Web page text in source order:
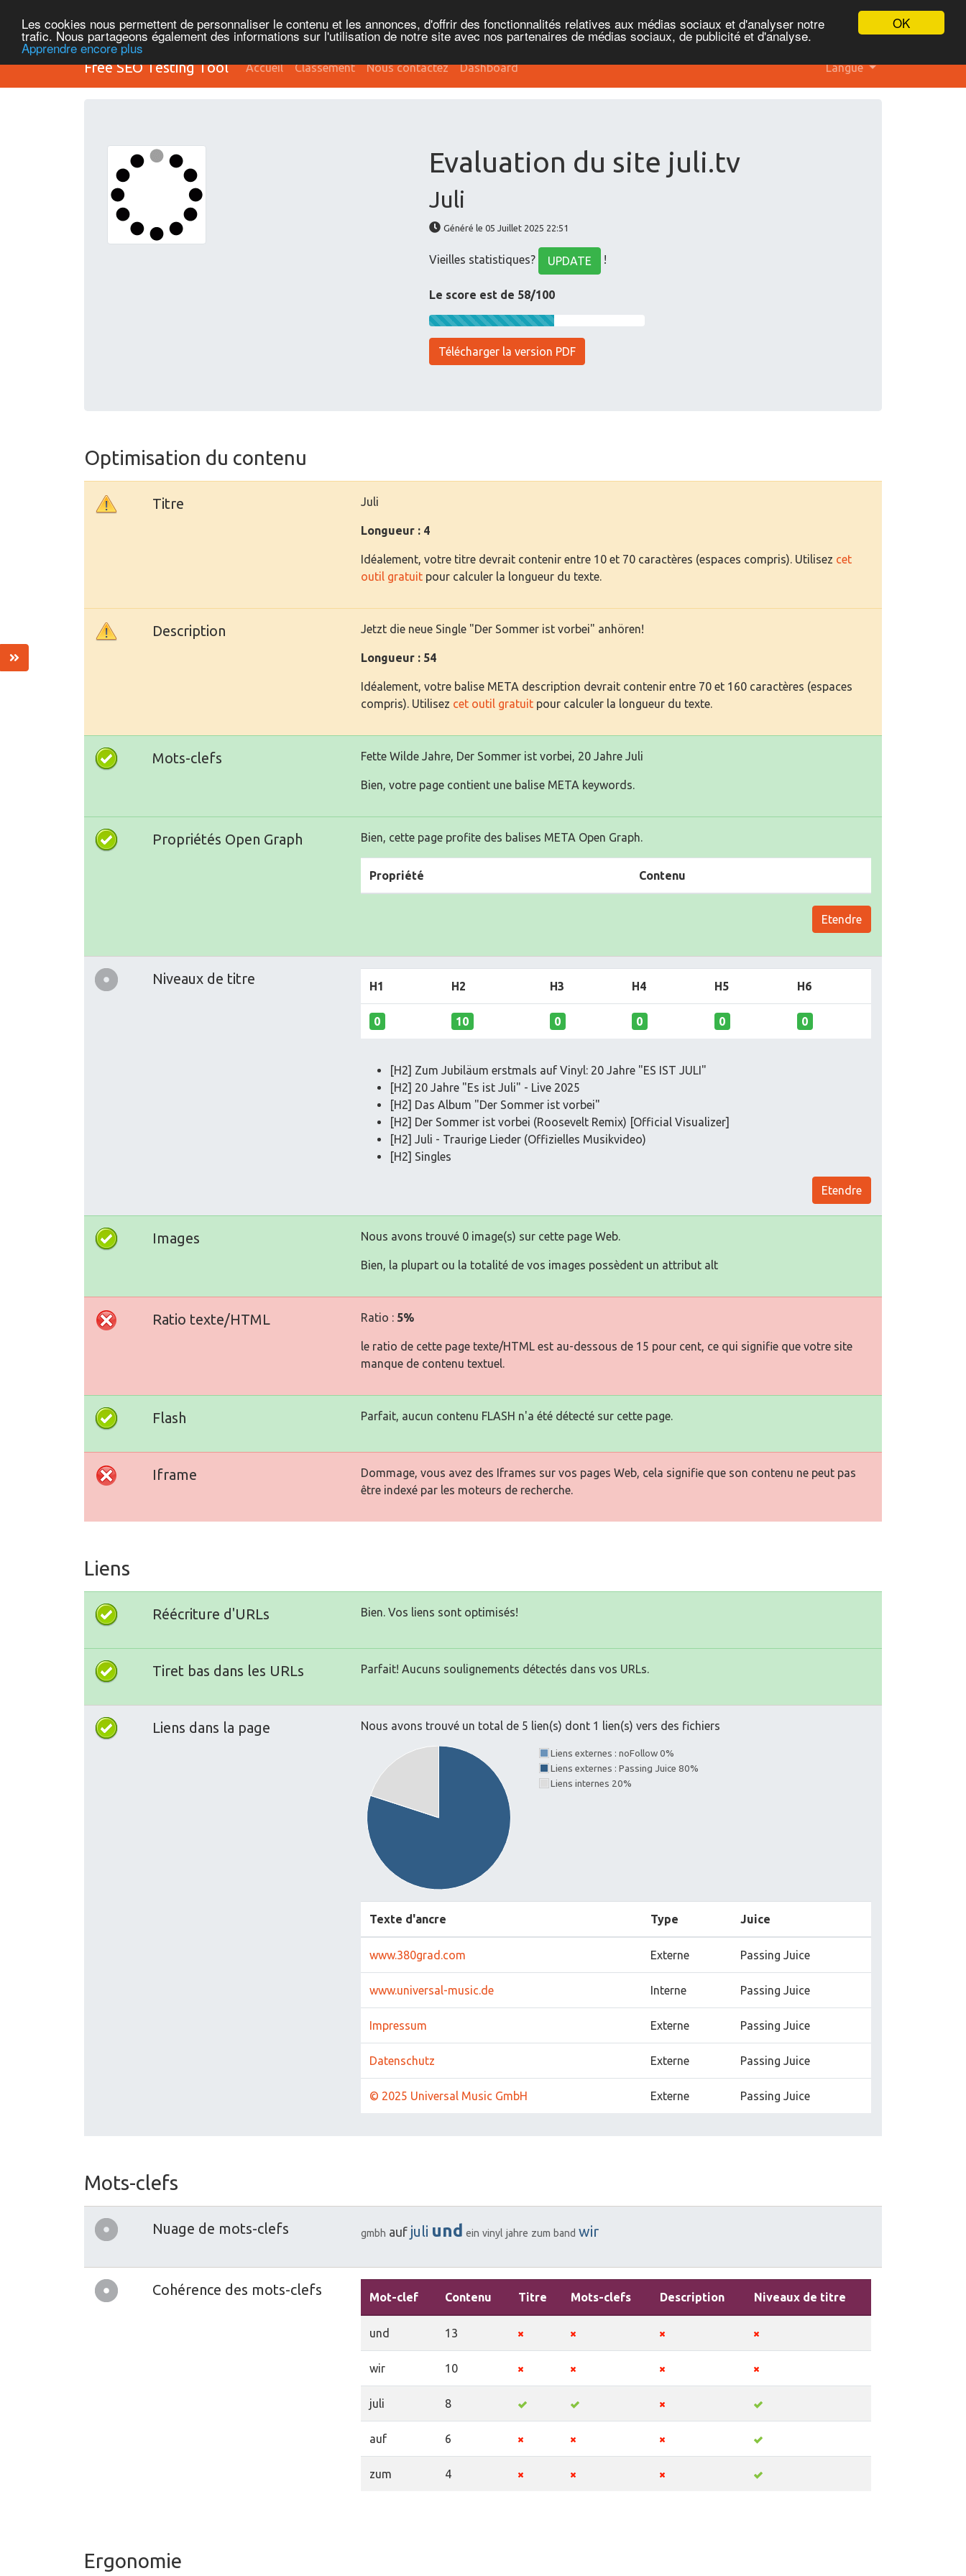
OK
Les cookies nous permettent de personnaliser le contenu et les annonces, d'offrir des fonctionnalités relatives aux médias sociaux et d'analyser notre
trafic. Nous partageons également des informations sur l'utilisation de notre site avec nos partenaires de médias sociaux, de publicité et d'analyse.
Apprendre encore plus
Free SEO Testing Tool Accueil Classement Nous contactez Dashboard Langue
Evaluation du site juli.tv
Juli
Généré le 05 Juillet 2025 22:51
Vieilles statistiques? UPDATE !
Le score est de 58/100
Télécharger la version PDF
Optimisation du contenu
Titre Juli
Longueur : 4
Idéalement, votre titre devrait contenir entre 10 et 70 caractères (espaces compris). Utilisez cet
outil gratuit pour calculer la longueur du texte.
Description Jetzt die neue Single "Der Sommer ist vorbei" anhören!
Longueur : 54
Idéalement, votre balise META description devrait contenir entre 70 et 160 caractères (espaces
compris). Utilisez cet outil gratuit pour calculer la longueur du texte.
Mots-clefs Fette Wilde Jahre, Der Sommer ist vorbei, 20 Jahre Juli
Bien, votre page contient une balise META keywords.
Propriétés Open Graph Bien, cette page profite des balises META Open Graph.
Propriété Contenu
Etendre
Niveaux de titre H1 H2 H3 H4 H5 H6
0 10 0 0 0 0
[H2] Zum Jubiläum erstmals auf Vinyl: 20 Jahre "ES IST JULI"
[H2] 20 Jahre "Es ist Juli" - Live 2025
[H2] Das Album "Der Sommer ist vorbei"
[H2] Der Sommer ist vorbei (Roosevelt Remix) [Official Visualizer]
[H2] Juli - Traurige Lieder (Offizielles Musikvideo)
[H2] Singles
Etendre
Images Nous avons trouvé 0 image(s) sur cette page Web.
Bien, la plupart ou la totalité de vos images possèdent un attribut alt
Ratio texte/HTML Ratio : 5%
le ratio de cette page texte/HTML est au-dessous de 15 pour cent, ce qui signifie que votre site
manque de contenu textuel.
Flash Parfait, aucun contenu FLASH n'a été détecté sur cette page.
Iframe
Dommage, vous avez des Iframes sur vos pages Web, cela signifie que son contenu ne peut pas
être indexé par les moteurs de recherche.
Liens
Réécriture d'URLs Bien. Vos liens sont optimisés!
Tiret bas dans les URLs Parfait! Aucuns soulignements détectés dans vos URLs.
Liens dans la page Nous avons trouvé un total de 5 lien(s) dont 1 lien(s) vers des fichiers
Liens externes : noFollow 0%
Liens externes : Passing Juice 80%
Liens internes 20%
Texte d'ancre Type Juice
www.380grad.com Externe Passing Juice
www.universal-music.de Interne Passing Juice
Impressum Externe Passing Juice
Datenschutz Externe Passing Juice
© 2025 Universal Music GmbH Externe Passing Juice
Mots-clefs
Nuage de mots-clefs gmbh auf juli und ein vinyl jahre zum band wir
Cohérence des mots-clefs Mot-clef Contenu Titre Mots-clefs Description Niveaux de titre
und 13
wir 10
juli 8
auf 6
zum 4
Ergonomie